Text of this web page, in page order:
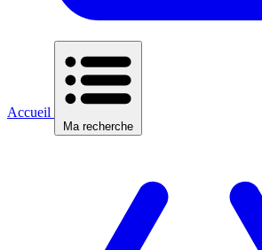
Accueil
Ma recherche